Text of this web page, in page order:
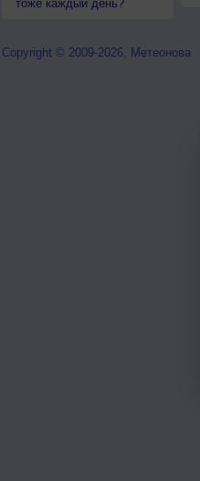
тоже каждый день?
Copyright © 2009-2026, Метеонова